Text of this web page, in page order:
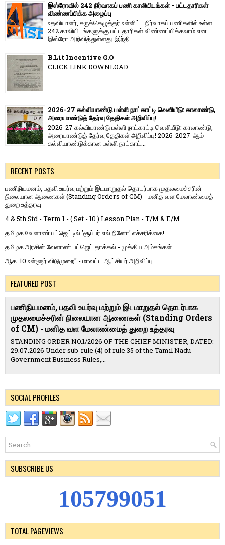
இஸ்ரோவில் 242 நிர்வாகப் பணி காலியிடங்கள் - பட்டதாரிகள்
விண்ணப்பிக்க அழைப்பு
உதவியாளர், சுருக்கெழுத்தர் உள்ளிட்ட நிர்வாகப் பணிகளில் உள்ள
242 காலியிடங்களுக்கு பட்டதாரிகள் விண்ணப்பிக்கலாம் என
இஸ்ரோ அறிவித்துள்ளது. இந்தி...
B.Lit Incentive G.O
CLICK LINK DOWNLOAD
2026-27 கல்வியாண்டு பள்ளி நாட்காட்டி வெளியீடு: காலாண்டு,
அரையாண்டுத் தேர்வு தேதிகள் அறிவிப்பு!
2026-27 கல்வியாண்டு பள்ளி நாட்காட்டி வெளியீடு: காலாண்டு,
அரையாண்டுத் தேர்வு தேதிகள் அறிவிப்பு! 2026-2027-ஆம்
கல்வியாண்டுக்கான பள்ளி நாட்காட்...
RECENT POSTS
பணிநியமனம், பதவி உயர்வு மற்றும் இடமாறுதல் தொடர்பாக முதலமைச்சரின்
நிலையான ஆணைகள் (Standing Orders of CM) - மனித வள மேலாண்மைத்
துறை உத்தரவு
4 & 5th Std - Term 1 - ( Set - 10 ) Lesson Plan - T/M & E/M
தமிழக வேளாண் பட்ஜெட்டில் 'சூப்பர் எல் நினோ' எச்சரிக்கை!
தமிழக அரசின் வேளாண் பட்ஜெட் தாக்கல் - முக்கிய அம்சங்கள்:
ஆக. 10 உள்ளூர் விடுமுறை" - மாவட்ட ஆட்சியர் அறிவிப்பு
FEATURED POST
பணிநியமனம், பதவி உயர்வு மற்றும் இடமாறுதல் தொடர்பாக
முதலமைச்சரின் நிலையான ஆணைகள் (Standing Orders
of CM) - மனித வள மேலாண்மைத் துறை உத்தரவு
STANDING ORDER NO.1/2026 OF THE CHIEF MINISTER, DATED:
29.07.2026 Under sub-rule (4) of rule 35 of the Tamil Nadu
Government Business Rules,...
SOCIAL PROFILES
SUBSCRIBE US
105799051
TOTAL PAGEVIEWS